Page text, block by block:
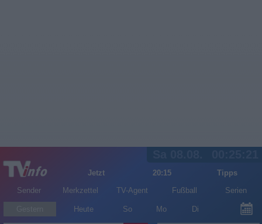
Jetzt 20:15
Tipps
Sender
Merkzettel TV-Agent Fußball Serien
Heute So Mo Di